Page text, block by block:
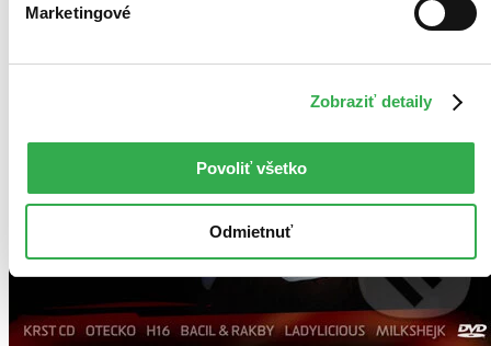
Marketingové
Zobraziť detaily
Povoliť všetko
Odmietnuť